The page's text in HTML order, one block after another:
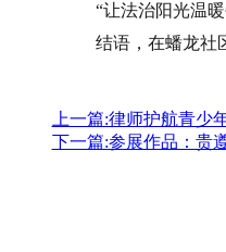
“让法治阳光温
结语，在蟠龙社
上一篇:律师护航青少
下一篇:参展作品：贵